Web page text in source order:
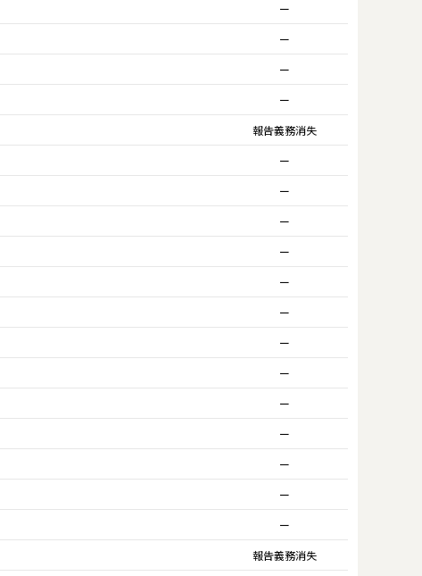
ー
ー
ー
ー
報告義務消失
ー
ー
ー
ー
ー
ー
ー
ー
ー
ー
ー
ー
ー
報告義務消失